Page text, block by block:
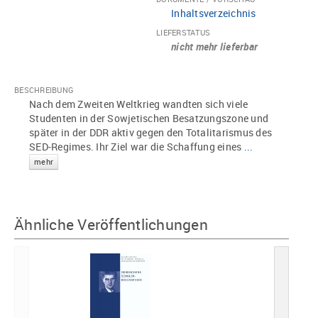
Inhaltsverzeichnis
LIEFERSTATUS
nicht mehr lieferbar
BESCHREIBUNG
Nach dem Zweiten Weltkrieg wandten sich viele
Studenten in der Sowjetischen Besatzungszone und
später in der DDR aktiv gegen den Totalitarismus des
SED-Regimes. Ihr Ziel war die Schaffung eines ...
mehr
Ähnliche Veröffentlichungen